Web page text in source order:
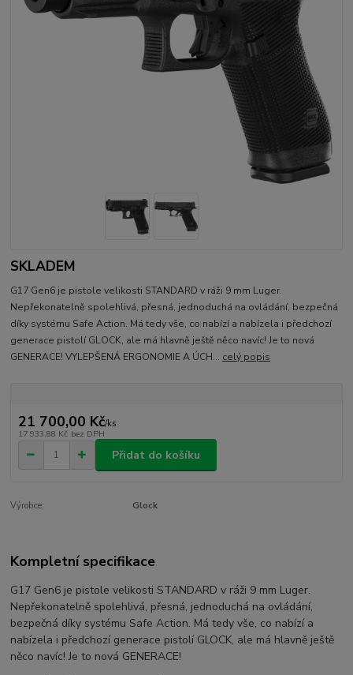
SKLADEM
G17 Gen6 je pistole velikosti STANDARD v ráži 9 mm Luger.
Nepřekonatelně spolehlivá, přesná, jednoduchá na ovládání, bezpečná
díky systému Safe Action. Má tedy vše, co nabízí a nabízela i předchozí
generace pistolí GLOCK, ale má hlavně ještě něco navíc! Je to nová
GENERACE! VYLEPŠENÁ ERGONOMIE A ÚCH... celý popis
21 700,00 Kč/ks
17 933,88 Kč bez DPH
Přidat do košíku
Výrobce: Glock
Kompletní specifikace
G17 Gen6 je pistole velikosti STANDARD v ráži 9 mm Luger.
Nepřekonatelně spolehlivá, přesná, jednoduchá na ovládání,
bezpečná díky systému Safe Action. Má tedy vše, co nabízí a
nabízela i předchozí generace pistolí GLOCK, ale má hlavně ještě
něco navíc! Je to nová GENERACE!